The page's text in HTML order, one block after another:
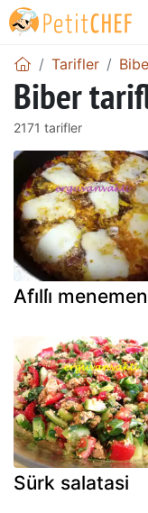
Tarifler
Biber
2171 tarifler
Afi̇lli̇ menemen
Sürk salatasi